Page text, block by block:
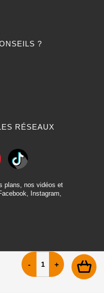
?
RÉSEAUX
plans, nos vidéos et
Instagram,